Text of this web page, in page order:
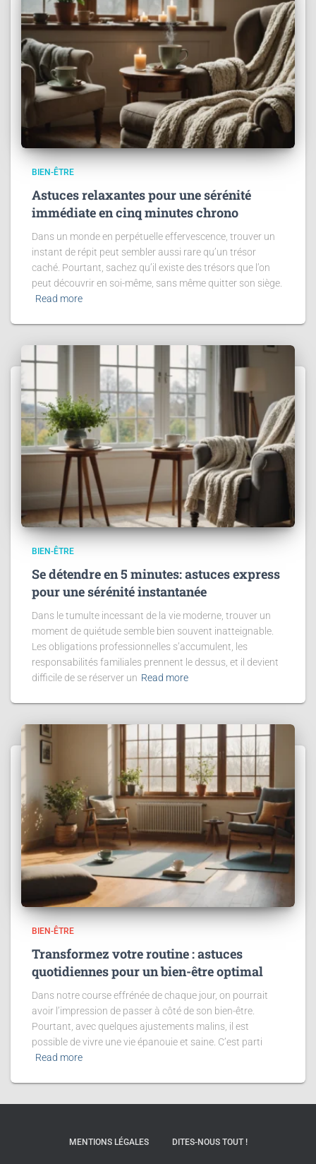
BIEN-ÊTRE
Astuces relaxantes pour une sérénité
immédiate en cinq minutes chrono
Dans un monde en perpétuelle effervescence, trouver un
instant de répit peut sembler aussi rare qu’un trésor
caché. Pourtant, sachez qu’il existe des trésors que l’on
peut découvrir en soi-même, sans même quitter son siège.
Read more
BIEN-ÊTRE
Se détendre en 5 minutes: astuces express
pour une sérénité instantanée
Dans le tumulte incessant de la vie moderne, trouver un
moment de quiétude semble bien souvent inatteignable.
Les obligations professionnelles s’accumulent, les
responsabilités familiales prennent le dessus, et il devient
difficile de se réserver un Read more
BIEN-ÊTRE
Transformez votre routine : astuces
quotidiennes pour un bien-être optimal
Dans notre course effrénée de chaque jour, on pourrait
avoir l’impression de passer à côté de son bien-être.
Pourtant, avec quelques ajustements malins, il est
possible de vivre une vie épanouie et saine. C’est parti
Read more
MENTIONS LÉGALES DITES-NOUS TOUT !